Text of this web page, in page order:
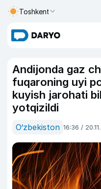
Toshkent
Andijonda gaz
fuqaroning uyi
kuyish jarohati
yotqizildi
O‘zbekiston 16:36 /